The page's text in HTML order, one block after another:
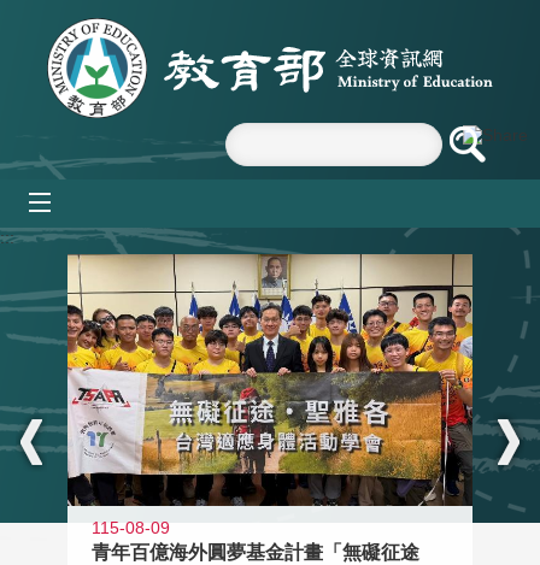
跳到主要內容區塊
:::
115-08-09
青年百億海外圓夢基金計畫「無礙征途